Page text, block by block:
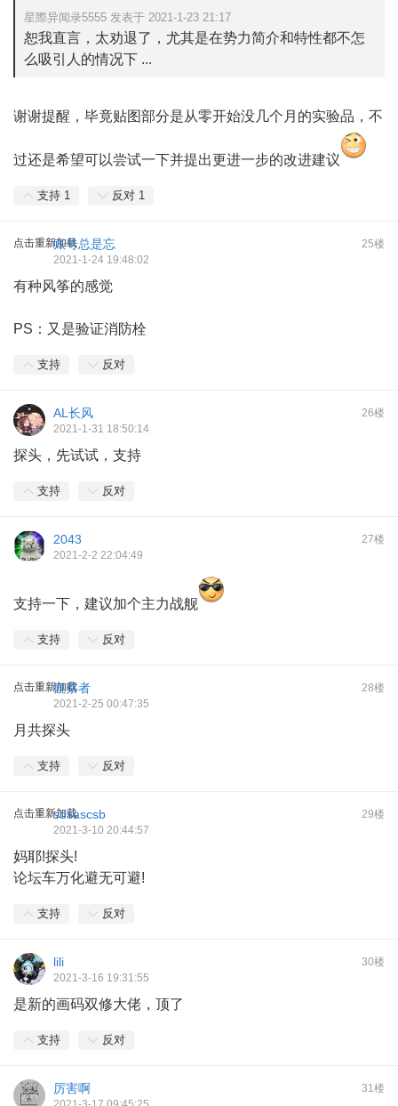
星際异闻录5555 发表于 2021-1-23 21:17
恕我直言，太劝退了，尤其是在势力简介和特性都不怎
么吸引人的情况下 ...
谢谢提醒，毕竟贴图部分是从零开始没几个月的实验品，不
过还是希望可以尝试一下并提出更进一步的改进建议
支持 1 反对 1
点击重新加载 25楼
账号总是忘
2021-1-24 19:48:02
有种风筝的感觉
PS：又是验证消防栓
支持 反对
26楼
AL长风
2021-1-31 18:50:14
探头，先试试，支持
支持 反对
27楼
2043
2021-2-2 22:04:49
支持一下，建议加个主力战舰
支持 反对
点击重新加载 28楼
観察者
2021-2-25 00:47:35
月共探头
支持 反对
点击重新加载 29楼
sdsascsb
2021-3-10 20:44:57
妈耶!探头!
论坛车万化避无可避!
支持 反对
30楼
lili
2021-3-16 19:31:55
是新的画码双修大佬，顶了
支持 反对
31楼
厉害啊